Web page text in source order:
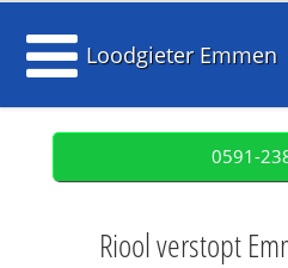
Loodgieter Emmen
0591-
Riool verstopt